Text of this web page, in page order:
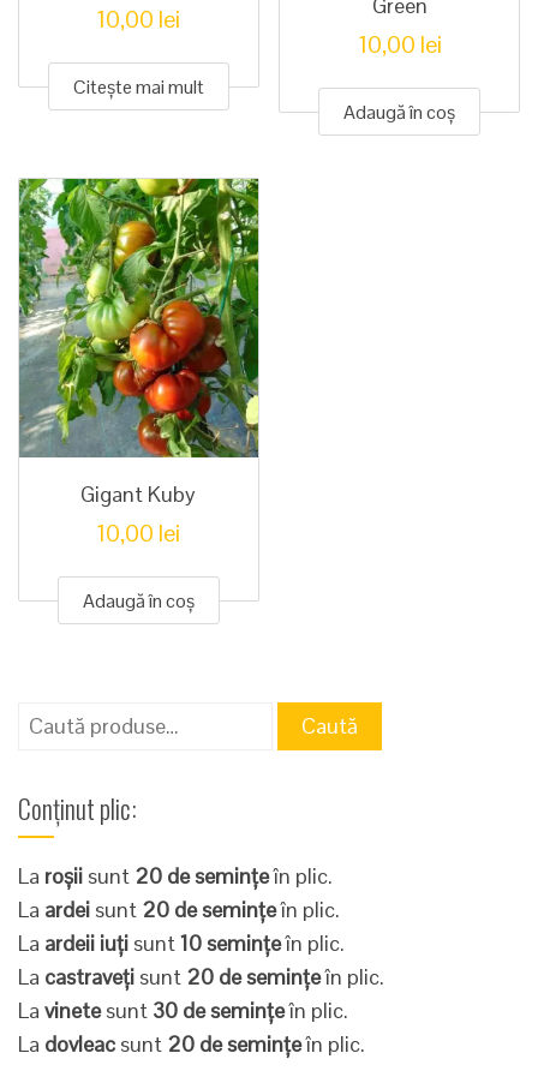
10,00 lei
Citește mai mult
10,00 lei
Adaugă în coș
Gigant Kuby
10,00 lei
Adaugă în coș
Caută
Caută
Conținut plic:
La roșii sunt 20 de semințeîn plic.
La ardei sunt 20 de semințeîn plic.
La ardeii iuți sunt10 semințeîn plic.
La castraveți sunt 20 de semințeîn plic.
La vinetesunt 30 de semințeîn plic.
La dovleac sunt 20 de semințeîn plic.